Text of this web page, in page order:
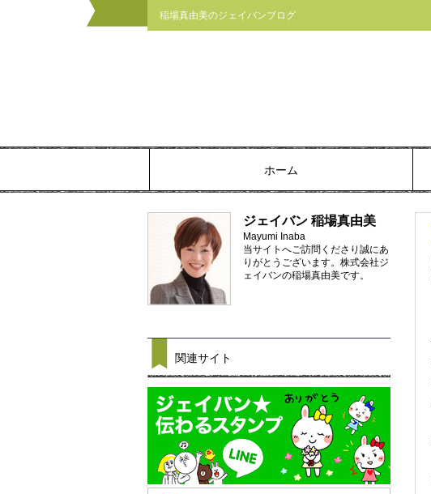
稲場真由美のジェイバンブログ
ホーム
ジェイバン 稲場真由美
Mayumi Inaba
当サイトへご訪問くださり誠にあ
りがとうございます。株式会社ジ
ェイバンの稲場真由美です。
関連サイト